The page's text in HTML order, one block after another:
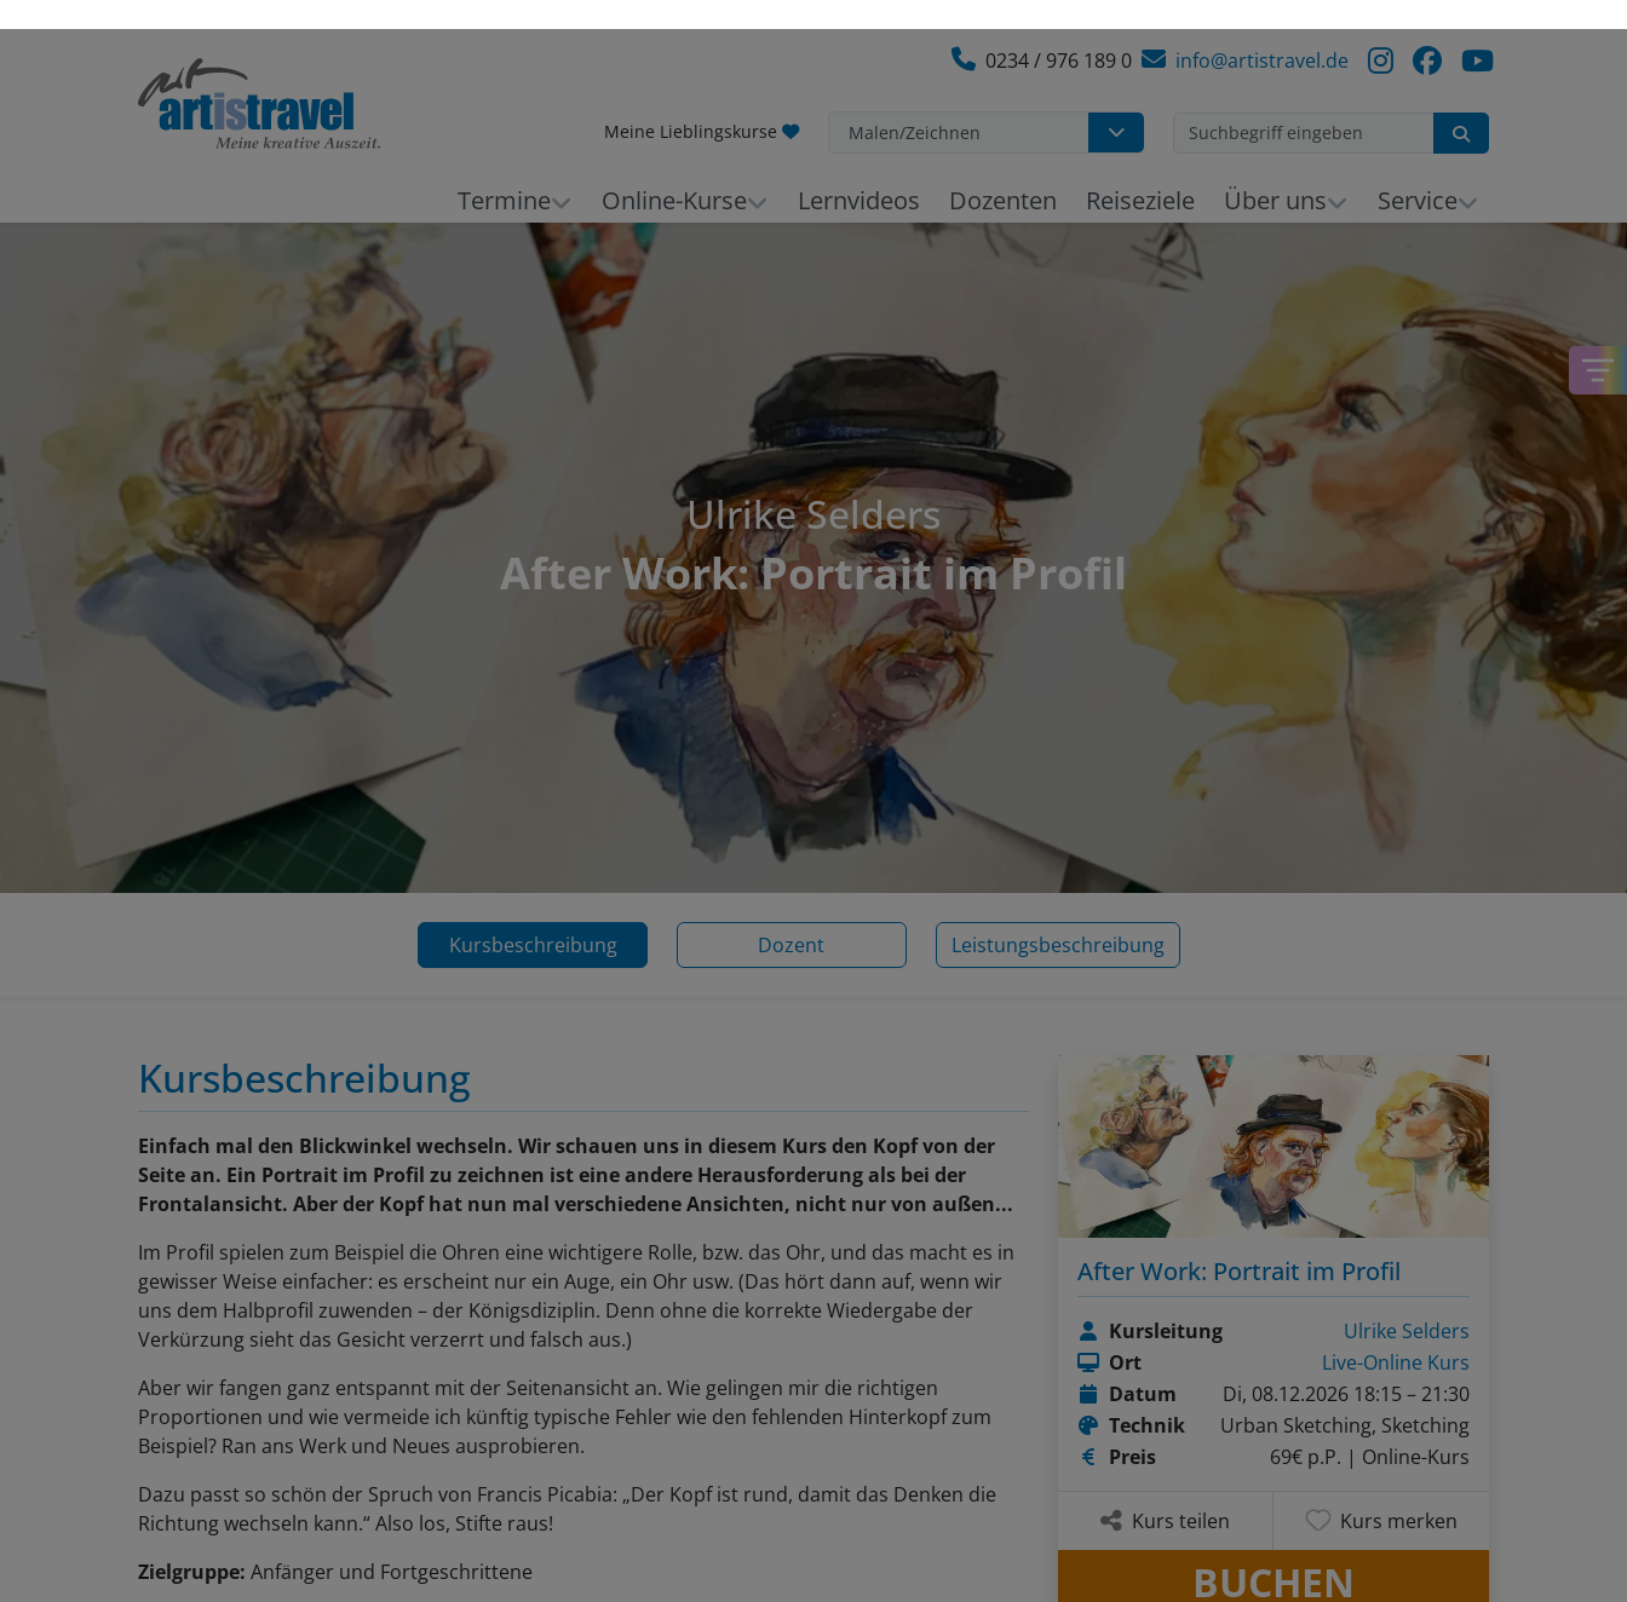
0234 / 976 189 0 info@artistravel.de
Ulrike Selders
After Work: Portrait im Profil
Kursbeschreibung Dozent Leistungsbeschreibung
Kursbeschreibung
Einfach mal den Blickwinkel wechseln. Wir schauen uns in diesem Kurs den Kopf von der
Seite an. Ein Portrait im Profil zu zeichnen ist eine andere Herausforderung als bei der
Frontalansicht. Aber der Kopf hat nun mal verschiedene Ansichten, nicht nur von außen...
Im Profil spielen zum Beispiel die Ohren eine wichtigere Rolle, bzw. das Ohr, und das macht es in
gewisser Weise einfacher: es erscheint nur ein Auge, ein Ohr usw. (Das hört dann auf, wenn wir
uns dem Halbprofil zuwenden – der Königsdiziplin. Denn ohne die korrekte Wiedergabe der
Verkürzung sieht das Gesicht verzerrt und falsch aus.)
Aber wir fangen ganz entspannt mit der Seitenansicht an. Wie gelingen mir die richtigen
Proportionen und wie vermeide ich künftig typische Fehler wie den fehlenden Hinterkopf zum
Beispiel? Ran ans Werk und Neues ausprobieren.
Dazu passt so schön der Spruch von Francis Picabia: „Der Kopf ist rund, damit das Denken die
Richtung wechseln kann.“ Also los, Stifte raus!
Zielgruppe:
Anfänger und Fortgeschrittene
After Work: Portrait im Profil
Kursleitung
Ulrike Selders
Ort
Live-Online Kurs
Datum
Di, 08.12.2026 18:15 – 21:30
Technik
Urban Sketching, Sketching
Preis
69€ p.P. | Online-Kurs
Kurs teilen Kurs merken
BUCHEN